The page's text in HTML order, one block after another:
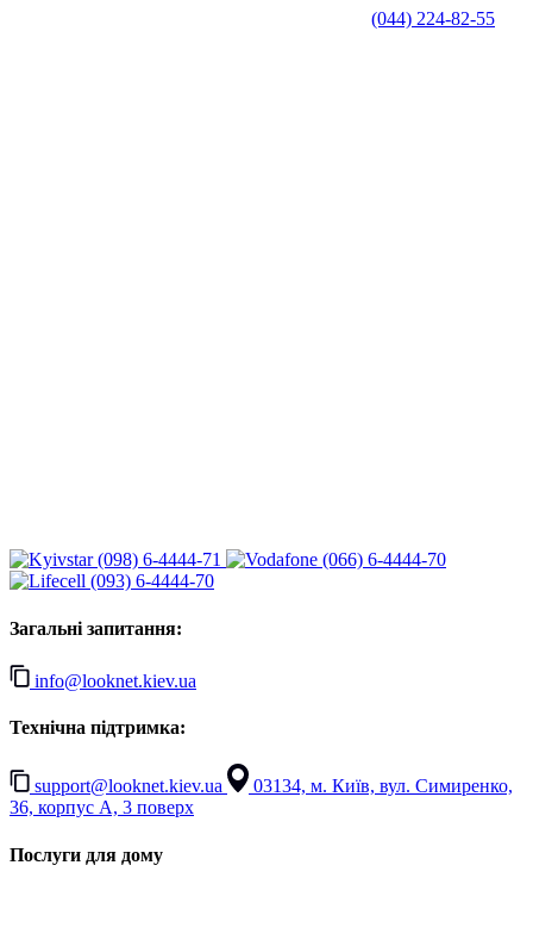
(044) 224-82-55
(098) 6-4444-71
(066) 6-4444-70
(093) 6-4444-70
Загальні запитання:
info@looknet.kiev.ua
Технічна підтримка:
support@looknet.kiev.ua
03134, м. Київ, вул. Симиренко,
36, корпус А, 3 поверх
Послуги для дому